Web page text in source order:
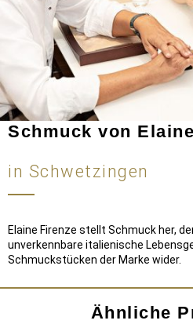
Schmuck von
in Schwetzingen
Elaine Firenze stellt Schmuck her,
unverkennbare italienische
Schmuckstücken der Marke wider.
Ähnliche